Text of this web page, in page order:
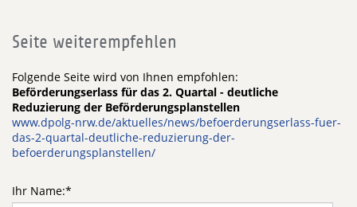
Seite weiterempfehlen
Folgende Seite wird von Ihnen empfohlen:
Beförderungserlass für das 2. Quartal - deutliche
Reduzierung der Beförderungsplanstellen
www.dpolg-nrw.de/aktuelles/news/befoerderungserlass-fuer-
das-2-quartal-deutliche-reduzierung-der-
befoerderungsplanstellen/
Ihr Name:*